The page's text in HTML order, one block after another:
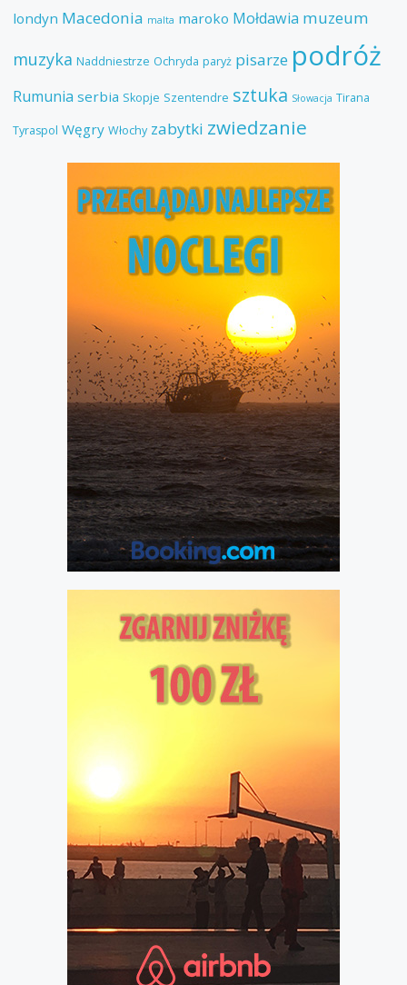
londyn Macedonia malta maroko Mołdawia muzeum
muzyka Naddniestrze Ochryda paryż pisarze podróż
Rumunia serbia Skopje Szentendre sztuka Słowacja Tirana
Tyraspol Węgry Włochy zabytki zwiedzanie